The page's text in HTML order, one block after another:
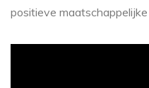
positieve